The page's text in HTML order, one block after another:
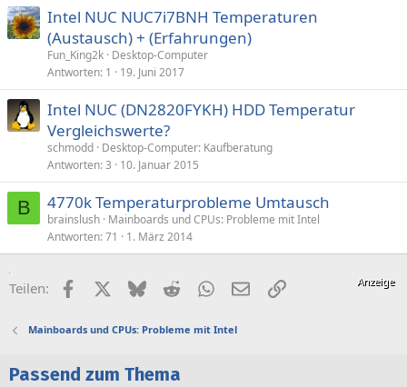
Intel NUC NUC7i7BNH Temperaturen
(Austausch) + (Erfahrungen)
Fun_King2k Desktop-Computer
Antworten 1 19. Juni 2017
Intel NUC (DN2820FYKH) HDD Temperatur
Vergleichswerte?
schmodd Desktop-Computer: Kaufberatung
Antworten 3 10. Januar 2015
B 4770k Temperaturprobleme Umtausch
brainslush Mainboards und CPUs: Probleme mit Intel
Antworten 71 1. März 2014
Teilen: FacebookX (Twitter)
BlueskyRedditWhatsApp
E-MailLink
Mainboards und CPUs: Probleme mit Intel
Passend zum Thema